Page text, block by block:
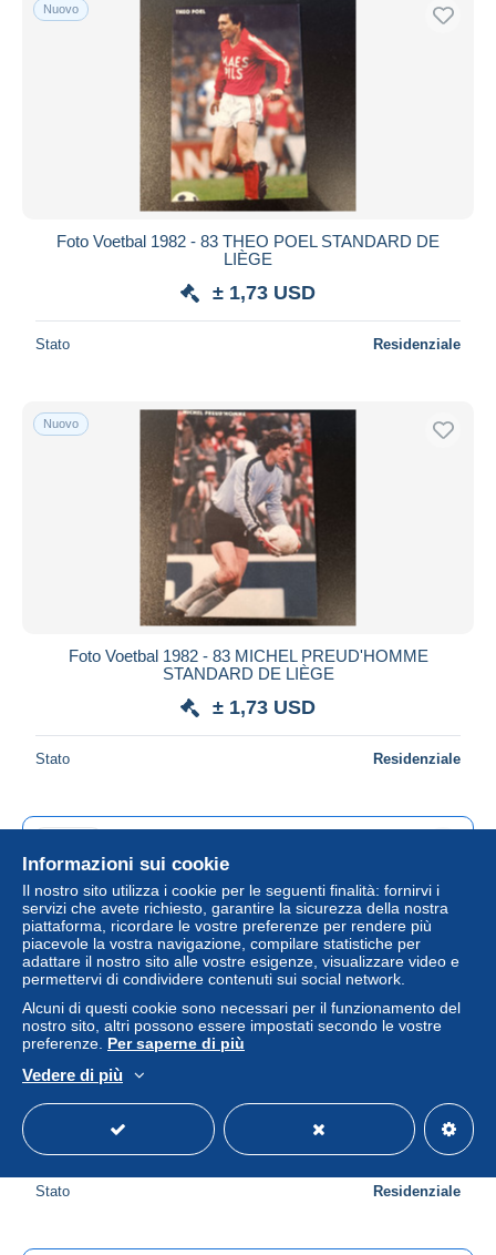
Nuovo
Foto Voetbal 1982 - 83 THEO POEL STANDARD DE
LIÈGE
± 1,73 USD
Stato Residenziale
Nuovo
Foto Voetbal 1982 - 83 MICHEL PREUD'HOMME
STANDARD DE LIÈGE
± 1,73 USD
Stato Residenziale
Paris 1930 – Obsèques du Vice-Amiral Touchard
devant l'église Saint-Philippe-du-Roule – Tirage
original C. Roland
± 28,89 USD
Stato Residenziale
Informazioni sui cookie
Il nostro sito utilizza i cookie per le seguenti finalità: fornirvi i
servizi che avete richiesto, garantire la sicurezza della nostra
piattaforma, ricordare le vostre preferenze per rendere più
piacevole la vostra navigazione, compilare statistiche per
adattare il nostro sito alle vostre esigenze, visualizzare video e
permettervi di condividere contenuti sui social network.
Alcuni di questi cookie sono necessari per il funzionamento del
nostro sito, altri possono essere impostati secondo le vostre
preferenze. Per saperne di più
Vedere di più